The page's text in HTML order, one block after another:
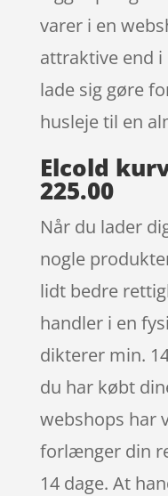
varer i en
attraktive end
lade sig gøre
husleje til en
Elcold
225.00
Når du lader
nogle
lidt bedre
handler i en
dikterer min.
du har købt
webshops har
forlænger din
14 dage. At